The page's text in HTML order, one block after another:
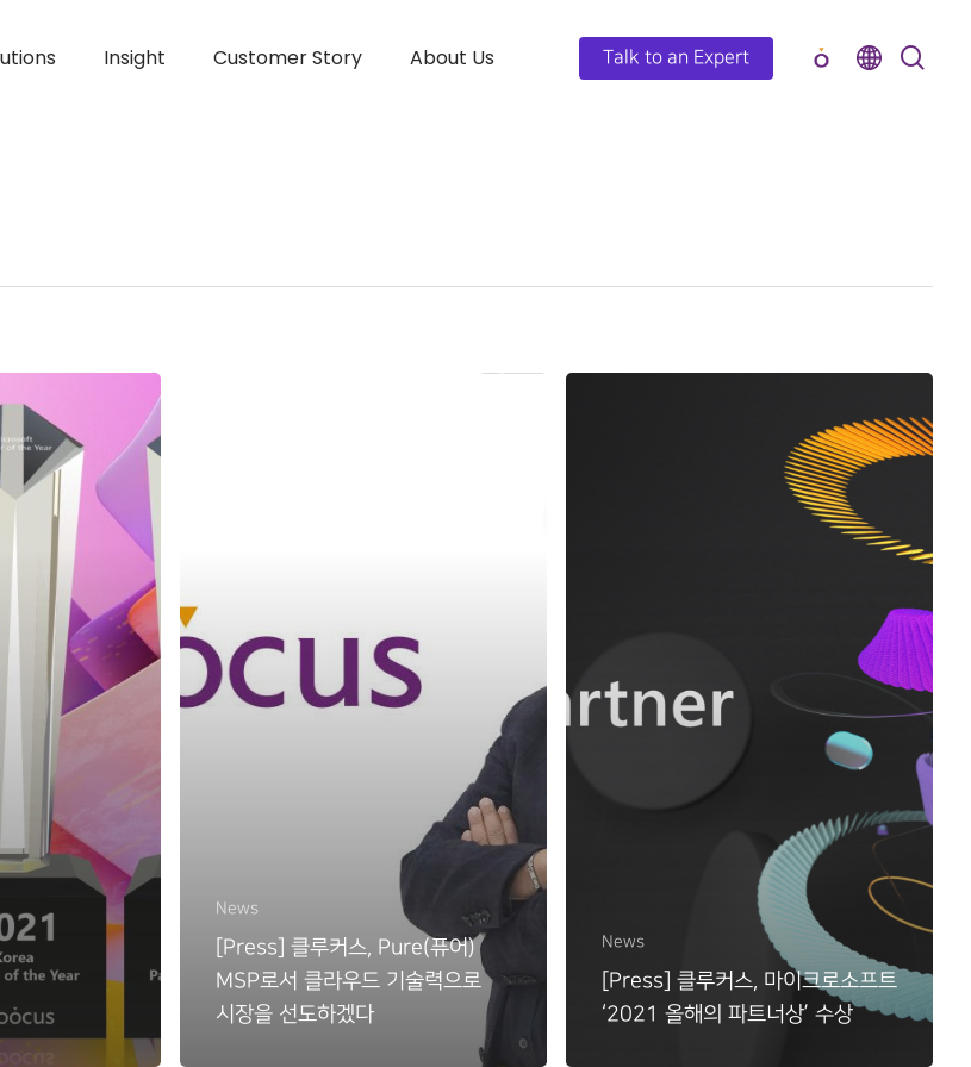
Insight Customer Story About Us Talk to an Expert
News
[Press] 클루커스, Pure(퓨어)
MSP로서 클라우드 기술력으로
시장을 선도하겠다
News
[Press] 클루커스, 마이크로소프트
‘2021 올해의 파트너상’ 수상